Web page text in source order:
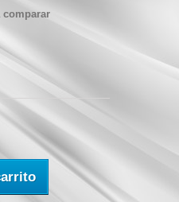
comparar